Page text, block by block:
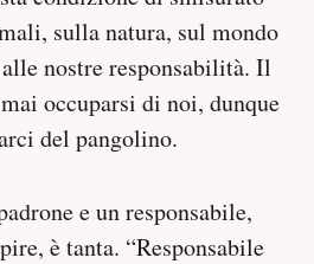
sulla natura, sul mondo
nostre responsabilità. Il
occuparsi di noi, dunque
del pangolino.
e un responsabile,
è tanta. “Responsabile